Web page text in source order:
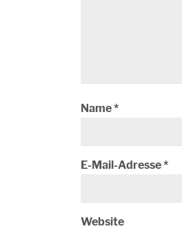
Name*
E-Mail-Adresse*
Website